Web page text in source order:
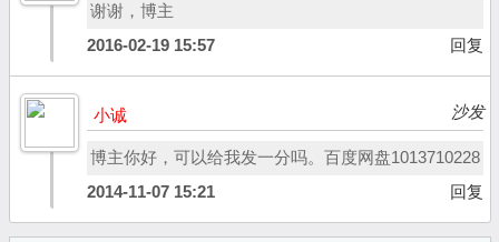
谢谢，博主
2016-02-19 15:57
回复
小诚 沙发
博主你好，可以给我发一分吗。百度网盘1013710228
2014-11-07 15:21
回复